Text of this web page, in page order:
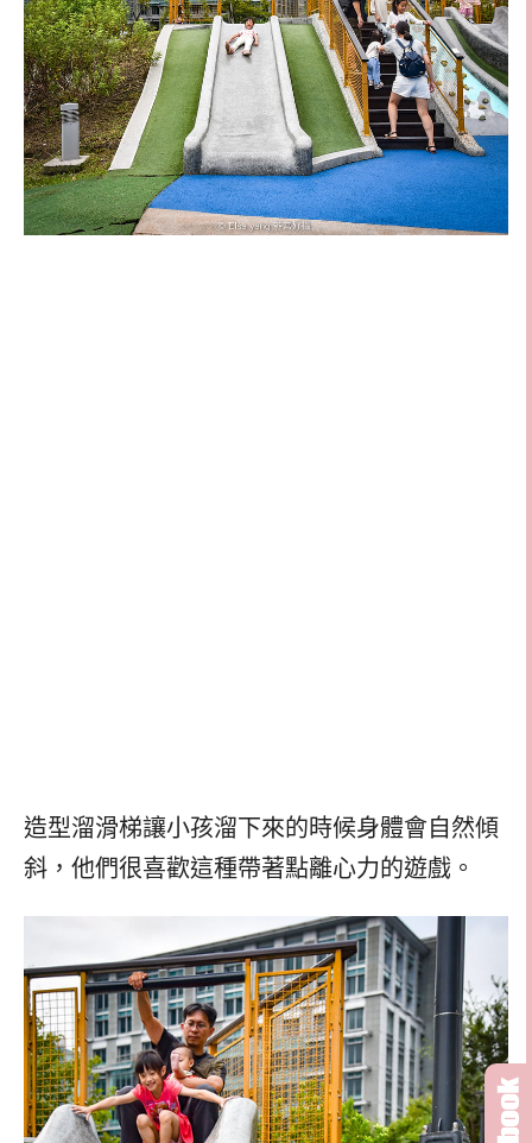
造型溜滑梯讓小孩溜下來的時候身體會自然傾
斜，他們很喜歡這種帶著點離心力的遊戲。